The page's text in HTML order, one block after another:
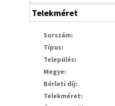
Telekméret
Sorszám:
Típus:
Település:
Megye:
Bérleti díj:
Telekméret: